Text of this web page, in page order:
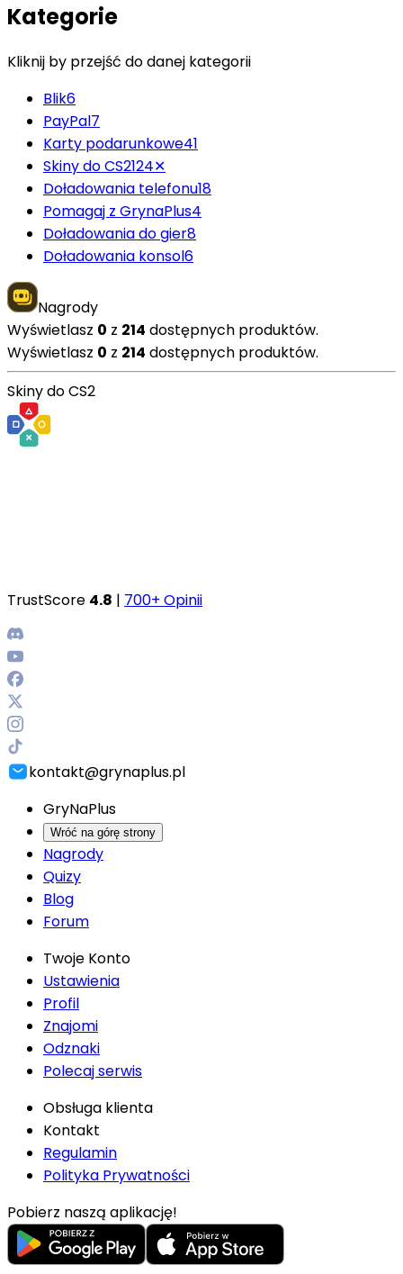
Kategorie
Kliknij by przejść do danej kategorii
Blik6
PayPal7
Karty podarunkowe41
Skiny do CS2124✕
Doładowania telefonu18
Pomagaj z GrynaPlus4
Doładowania do gier8
Doładowania konsol6
Nagrody
Wyświetlasz 0 z 214 dostępnych produktów.
Wyświetlasz 0 z 214 dostępnych produktów.
Skiny do CS2
TrustScore 4.8 | 700+ Opinii
kontakt@grynaplus.pl
GryNaPlus
Wróć na górę strony
Nagrody
Quizy
Blog
Forum
Twoje Konto
Ustawienia
Profil
Znajomi
Odznaki
Polecaj serwis
Obsługa klienta
Kontakt
Regulamin
Polityka Prywatności
Pobierz naszą aplikację!